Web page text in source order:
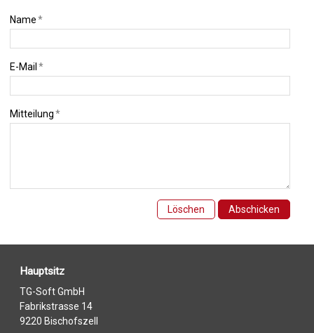
Name*
E-Mail *
Mitteilung*
Löschen Abschicken
Hauptsitz
TG-Soft GmbH
Fabrikstrasse 14
9220 Bischofszell